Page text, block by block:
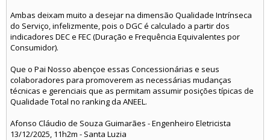
Ambas deixam muito a desejar na dimensão Qualidade Intrínseca
do Serviço, infelizmente, pois o DGC é calculado a partir dos
indicadores DEC e FEC (Duração e Frequência Equivalentes por
Consumidor).
Que o Pai Nosso abençoe essas Concessionárias e seus
colaboradores para promoverem as necessárias mudanças
técnicas e gerenciais que as permitam assumir posições típicas de
Qualidade Total no ranking da ANEEL.
Afonso Cláudio de Souza Guimarães - Engenheiro Eletricista
13/12/2025, 11h2m - Santa Luzia